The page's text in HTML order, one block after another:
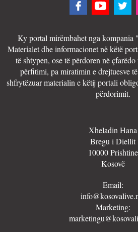
Ky portal mirëmbahet nga
Materialet dhe informacionet në këtë
të shtypen, ose të përdoren në
përfitimi, pa miratimin e drejtuesve
shfrytëzuar materialin e këtij portali
përdorimit.
Xheladin Hana
Bregu i Diellit
10000 Prishtine
Kosovë
Email:
Marketing: